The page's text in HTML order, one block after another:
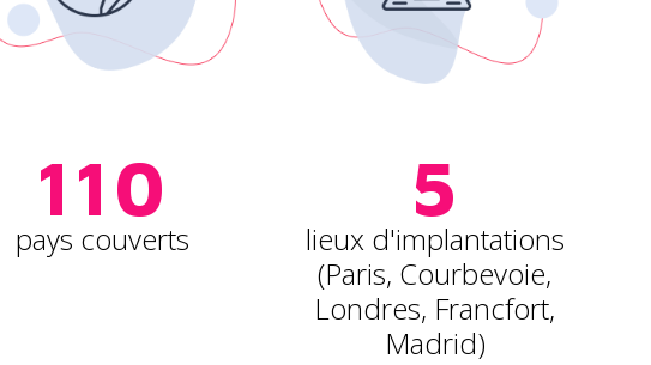
110
pays couverts
5
lieux d'implantations
(Paris, Courbevoie,
Londres, Francfort,
Madrid)